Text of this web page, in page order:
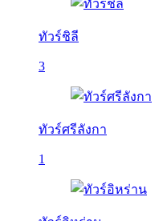
ทัวร์ชิลี
3
ทัวร์ศรีลังกา
1